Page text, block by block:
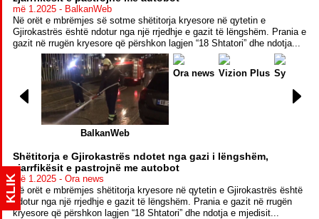
më 1.2025 - BalkanWeb
Në orët e mbrëmjes së sotme shëtitorja kryesore në qytetin e
Gjirokastrës është ndotur nga një rrjedhje e gazit të lëngshëm. Prania e
gazit në rrugën kryesore që përshkon lagjen “18 Shtatori” dhe ndotja...
BalkanWeb
Ora news Vizion Plus Syri
Shëtitorja e Gjirokastrës ndotet nga gazi i lëngshëm,
zjarrfikësit e pastrojnë me autobot
më 1.2025 - Ora news
Në orët e mbrëmjes shëtitorja kryesore në qytetin e Gjirokastrës është
ndotur nga një rrjedhje e gazit të lëngshëm. Prania e gazit në rrugën
kryesore që përshkon lagjen “18 Shtatori” dhe ndotja e mjedisit...
KLIK